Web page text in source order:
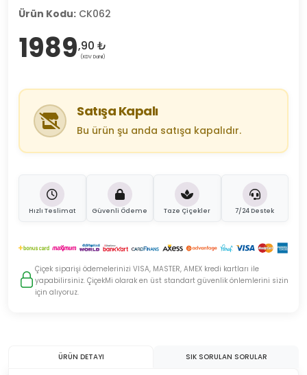
Ürün Kodu: CK062
1989,90 ₺
(KDV Dahil)
Satışa Kapalı
Bu ürün şu anda satışa kapalıdır.
Hızlı Teslimat Güvenli Ödeme Taze Çiçekler 7/24 Destek
Çiçek siparişi ödemelerinizi VISA, MASTER, AMEX kredi kartları ile
yapabilirsiniz. ÇiçekMi olarak en üst standart güvenlik önlemlerini sizin
için alıyoruz.
ÜRÜN DETAYI SIK SORULAN SORULAR